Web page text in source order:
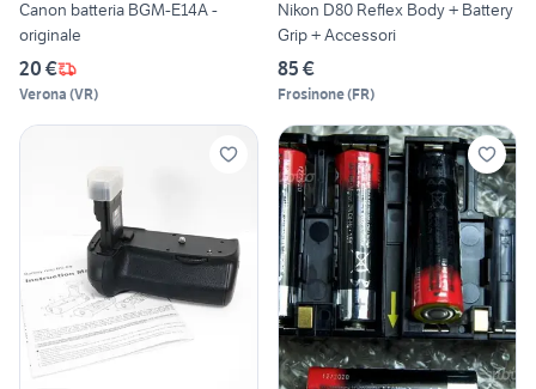
Canon batteria BGM-E14A -
originale
20 €
Verona (VR)
Nikon D80 Reflex Body + Battery
Grip + Accessori
85 €
Frosinone(FR)